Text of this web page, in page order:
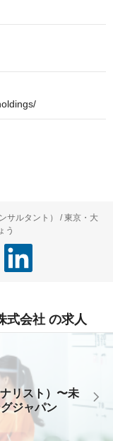
サルタント） / 東京・大
う
式会社 の求人
リスト）〜未
ジャパン